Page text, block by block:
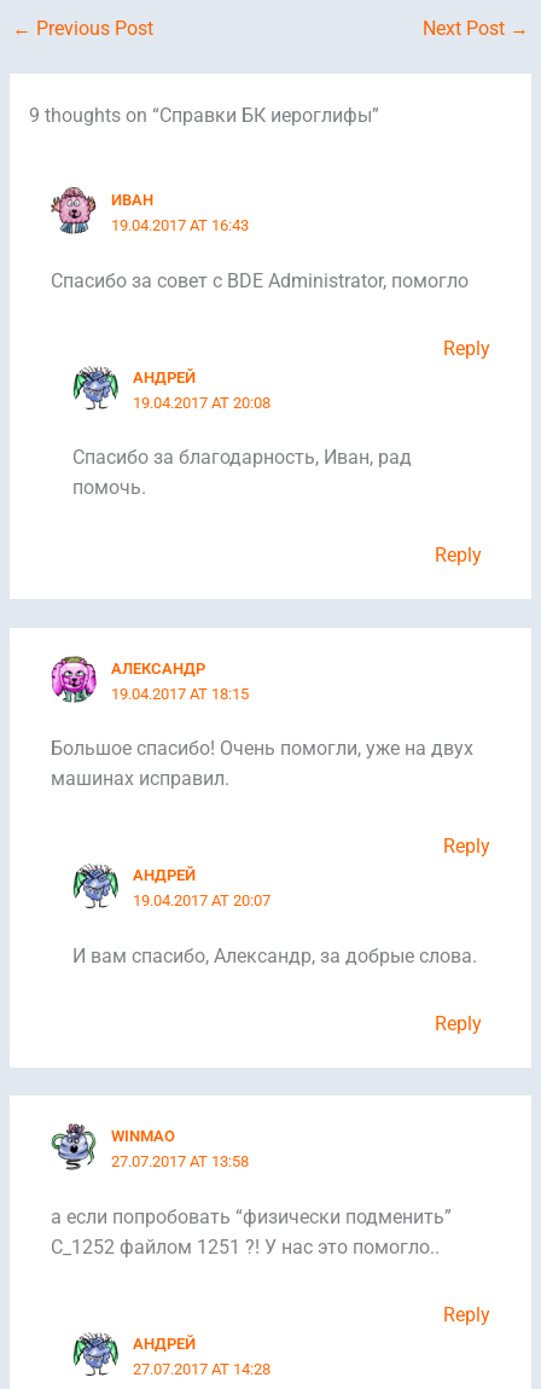
← Previous Post Next Post →
9 thoughts on “Cправки БК иероглифы”
ИВАН
19.04.2017 AT 16:43
Спасибо за совет с BDE Administrator, помогло
Reply
АНДРЕЙ
19.04.2017 AT 20:08
Спасибо за благодарность, Иван, рад
помочь.
Reply
АЛЕКСАНДР
19.04.2017 AT 18:15
Большое спасибо! Очень помогли, уже на двух
машинах исправил.
Reply
АНДРЕЙ
19.04.2017 AT 20:07
И вам спасибо, Александр, за добрые слова.
Reply
WINMAO
27.07.2017 AT 13:58
а если попробовать “физически подменить”
C_1252 файлом 1251 ?! У нас это помогло..
Reply
АНДРЕЙ
27.07.2017 AT 14:28